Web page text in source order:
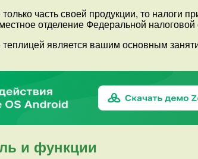
часть своей продукции, то налоги
отделение Федеральной
теплицей является вашим основным
и функции